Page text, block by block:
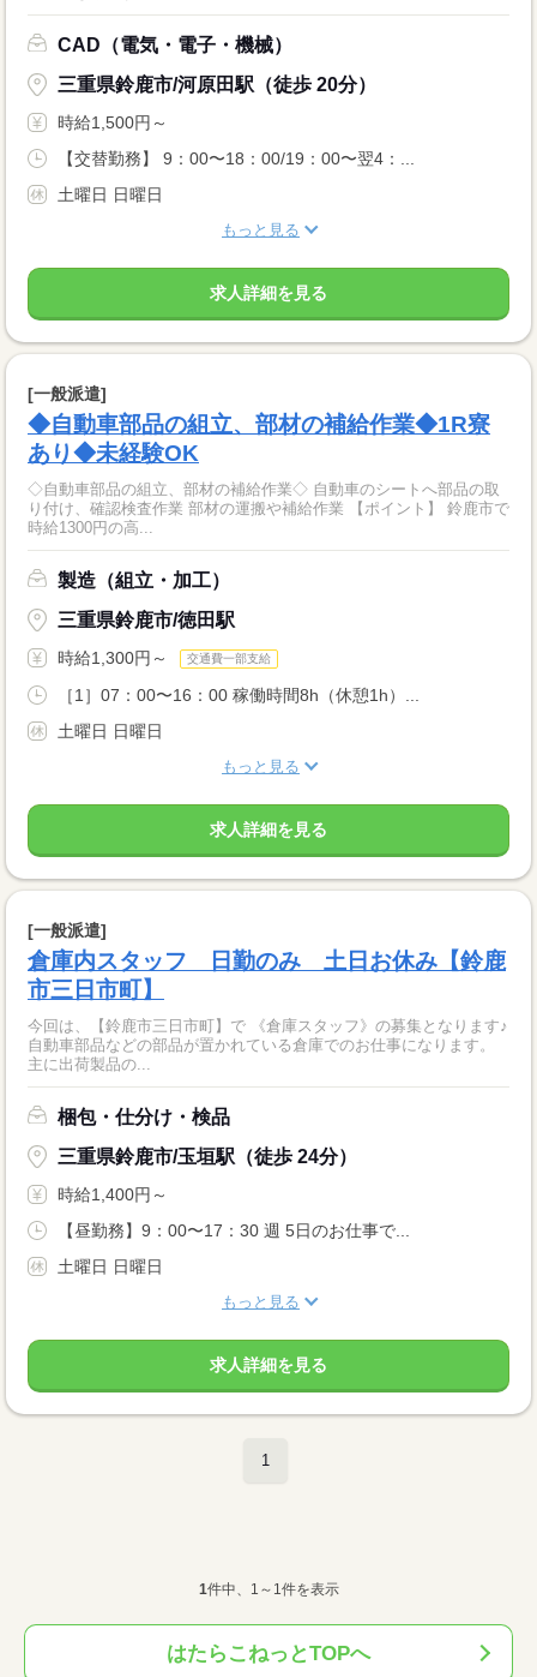
CAD（電気・電子・機械）
三重県鈴鹿市/河原田駅（徒歩 20分）
時給1,500円～
【交替勤務】 9：00〜18：00/19：00〜翌4：...
土曜日 日曜日
もっと見る
求人詳細を見る
[一般派遣]
◆自動車部品の組立、部材の補給作業◆1R寮
あり◆未経験OK
◇自動車部品の組立、部材の補給作業◇ 自動車のシートへ部品の取
り付け、確認検査作業 部材の運搬や補給作業 【ポイント】 鈴鹿市で
時給1300円の高...
製造（組立・加工）
三重県鈴鹿市/徳田駅
時給1,300円～ 交通費一部支給
［1］07：00〜16：00 稼働時間8h（休憩1h）...
土曜日 日曜日
もっと見る
求人詳細を見る
[一般派遣]
倉庫内スタッフ 日勤のみ 土日お休み【鈴鹿
市三日市町】
今回は、【鈴鹿市三日市町】で 《倉庫スタッフ》の募集となります♪
自動車部品などの部品が置かれている倉庫でのお仕事になります。
主に出荷製品の...
梱包・仕分け・検品
三重県鈴鹿市/玉垣駅（徒歩 24分）
時給1,400円～
【昼勤務】9：00〜17：30 週 5日のお仕事で...
土曜日 日曜日
もっと見る
求人詳細を見る
1
1件中、1～1件を表示
はたらこねっとTOPへ